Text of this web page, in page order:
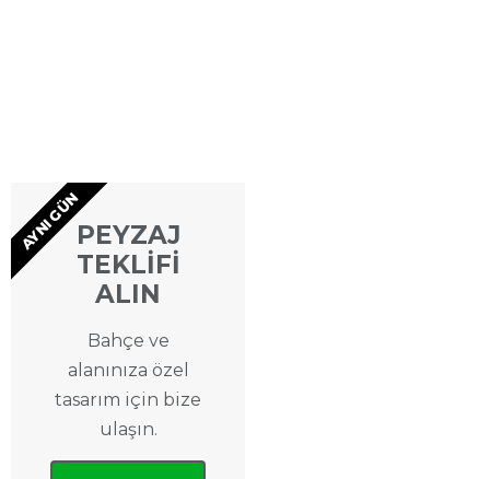
PEYZAJ
TEKLİFİ
ALIN
Bahçe ve
alanınıza özel
tasarım için bize
ulaşın.
AYNI GÜN